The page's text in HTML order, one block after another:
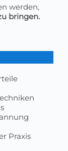
werden,
bringen.
Praxis